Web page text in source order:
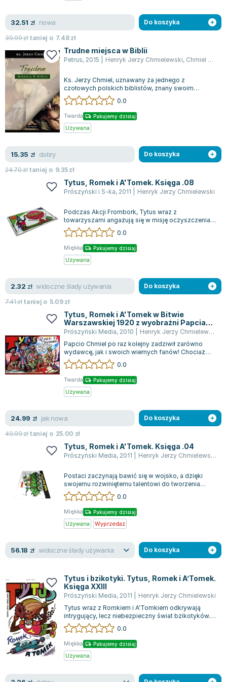
32.51 zł nowa
39.99złtaniej o 7.48zł
Do koszyka
Trudne miejsca w Biblii
Petrus, 2015 Henryk Jerzy Chmielewski, Chmiel Jerzy
Ks. Jerzy Chmiel, uznawany za jednego z
czołowych polskich biblistów, znany swoim
światowym autorytetem, w swojej książce
podejmuj...
0.0
Twarda Pakujemy dzisiaj
Używana
15.35 zł dobry
24.70złtaniej o 9.35zł
Do koszyka
Tytus, Romek i A'Tomek. Księga .08
Prószyński i S-ka, 2011 Henryk Jerzy Chmielewski
Podczas Akcji Frombork, Tytus wraz z
towarzyszami angażują się w misję oczyszczenia
jednego z miast związanych z Mikołajem Koperni...
0.0
Miękka Pakujemy dzisiaj
Używana
2.32 zł widoczne ślady używania
7.41złtaniej o5.09zł
Do koszyka
Tytus, Romek i A'Tomek w Bitwie
Warszawskiej 1920 z wyobraźni Papcia
Chmiela narysowani
Prószyński Media, 2010
Henryk Jerzy Chmielewski
Papcio Chmiel po raz kolejny zadziwił zarówno
wydawcę, jak i swoich wiernych fanów! Chociaż
wcześniej ogłosił, że zakończy swoją t...
0.0
Twarda Pakujemy dzisiaj
Używana
24.99 zł jak nowa
49.99złtaniej o 25.00 zł
Do koszyka
Tytus, Romek i A'Tomek. Księga .04
Prószyński Media, 2011 Henryk Jerzy Chmielewski
Postaci zaczynają bawić się w wojsko, a dzięki
swojemu rozwiniętemu talentowi do tworzenia
wojskowych ilustracji, zostają wyróżnie...
0.0
Miękka Pakujemy dzisiaj
Używana Wyprzedaż
56.18 zł widoczne ślady używania Do koszyka
Tytus i bzikotyki. Tytus, Romek i A’Tomek.
Księga XXIII
Prószyński Media, 2011
Henryk Jerzy Chmielewski
Tytus wraz z Romkiem i A'Tomkiem odkrywają
intrygujący, lecz niebezpieczny świat bzikotyków.
Ich przygoda prowadzi ich do fabryki,...
0.0
Miękka Pakujemy dzisiaj
Używana